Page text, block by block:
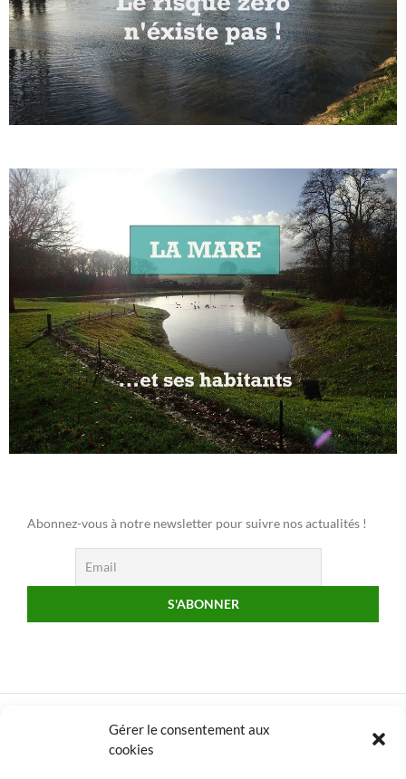
Gérer le consentement aux
cookies
Abonnez-vous à notre newsletter pour suivre nos actualités !